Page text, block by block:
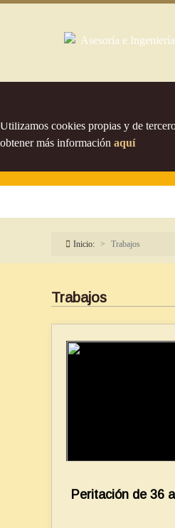
Utilizamos cookies propias y de
obtener más información aquí
Inicio: Trabajos
Trabajos
Peritación de 36